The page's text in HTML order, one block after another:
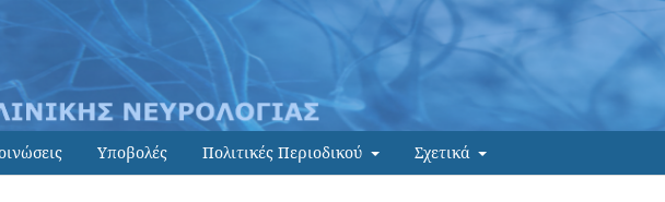
Υποβολές Πολιτικές Περιοδικού Σχετικά